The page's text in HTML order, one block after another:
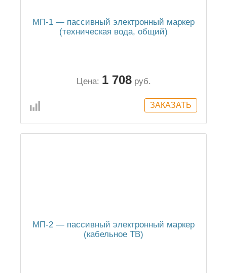
МП-1 — пассивный электронный маркер
(техническая вода, общий)
Цена: 1 708 руб.
МП-2 — пассивный электронный маркер
(кабельное ТВ)